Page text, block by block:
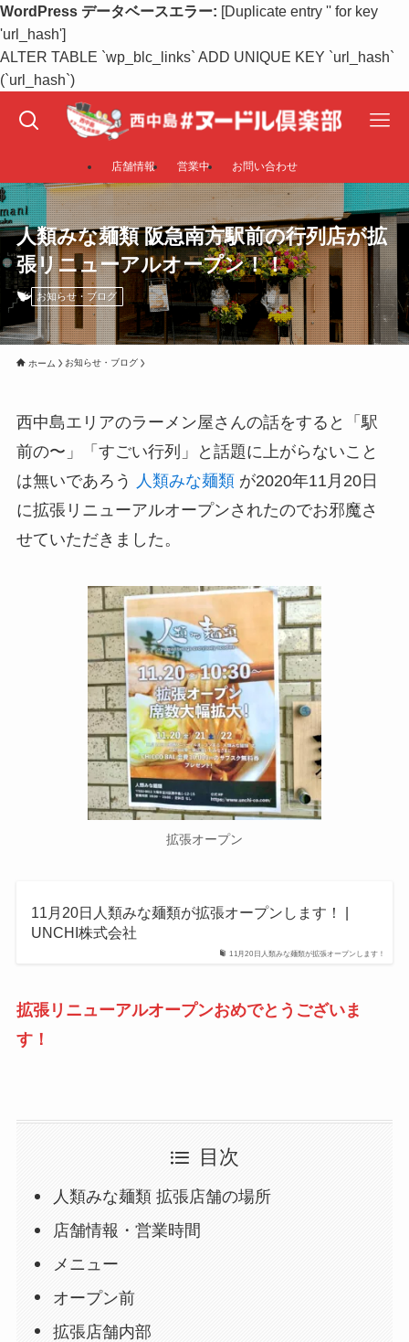
WordPress データベースエラー: [Duplicate entry '' for key
'url_hash']
ALTER TABLE `wp_blc_links` ADD UNIQUE KEY `url_hash`
(`url_hash`)
店舗情報 営業中 お問い合わせ
人類みな麺類 阪急南方駅前の行列店が拡
張リニューアルオープン！！
お知らせ・ブログ
ホーム お知らせ・ブログ
西中島エリアのラーメン屋さんの話をすると「駅
前の〜」「すごい行列」と話題に上がらないこと
は無いであろう
人類みな麺類が2020年11月20日
に拡張リニューアルオープンされたのでお邪魔さ
せていただきました。
拡張オープン
11月20日人類みな麺類が拡張オープンします！
11月20日人類みな麺類が拡張オープンします！ |
UNCHI株式会社
拡張リニューアルオープンおめでとうございま
す！
目次
人類みな麺類 拡張店舗の場所
店舗情報・営業時間
メニュー
オープン前
拡張店舗内部